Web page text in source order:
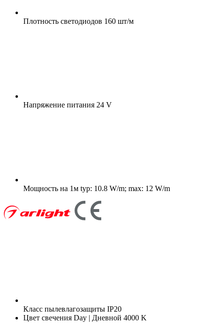
Плотность светодиодов 160 шт/м
Напряжение питания 24 V
Мощность на 1м typ: 10.8 W/m; max: 12 W/m
Класс пылевлагозащиты IP20
Цвет свечения Day | Дневной 4000 K